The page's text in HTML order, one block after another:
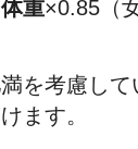
体重×0.85（
を考慮して
ます。